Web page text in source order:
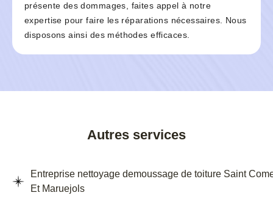
présente des dommages, faites appel à notre
expertise pour faire les réparations nécessaires. Nous
disposons ainsi des méthodes efficaces.
Autres services
Entreprise nettoyage demoussage de toiture Saint
Et Maruejols